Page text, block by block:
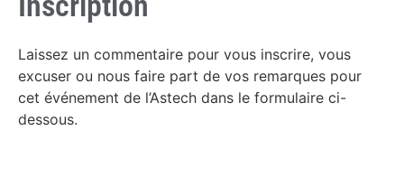
Laissez un commentaire pour vous inscrire, vous
excuser ou nous faire part de vos remarques pour
cet événement de l’Astech dans le formulaire ci-
dessous.